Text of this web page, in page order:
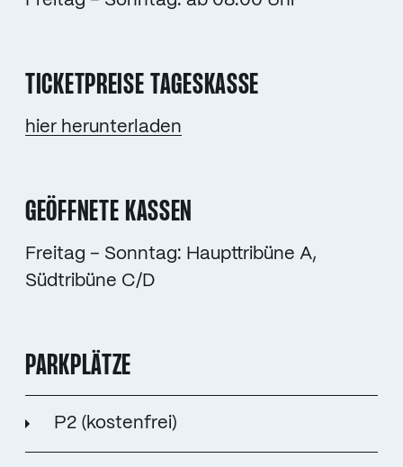
TICKETPREISE TAGESKASSE
hier herunterladen
GEÖFFNETE KASSEN
Freitag – Sonntag: Haupttribüne A,
Südtribüne C/D
PARKPLÄTZE
P2 (kostenfrei)